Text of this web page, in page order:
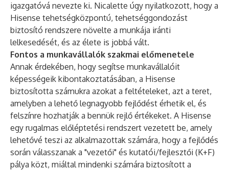
igazgatóvá nevezte ki. Nicalette úgy nyilatkozott, hogy a
Hisense tehetségközpontú, tehetséggondozást
biztosító rendszere növelte a munkája iránti
lelkesedését, és az élete is jobbá vált.
Fontos a munkavállalók szakmai előmenetele
Annak érdekében, hogy segítse munkavállalóit
képességeik kibontakoztatásában, a Hisense
biztosította számukra azokat a feltételeket, azt a teret,
amelyben a lehető legnagyobb fejlődést érhetik el, és
felszínre hozhatják a bennük rejlő értékeket. A Hisense
egy rugalmas előléptetési rendszert vezetett be, amely
lehetővé teszi az alkalmazottak számára, hogy a fejlődés
során válasszanak a "vezetői" és kutatói/fejlesztői (K+F)
pálya közt, miáltal mindenki számára biztosított a